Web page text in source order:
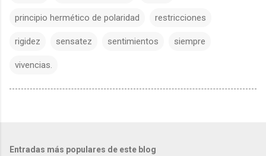
principio hermético de polaridad restricciones
rigidez sensatez sentimientos siempre
vivencias.
Entradas más populares de este blog